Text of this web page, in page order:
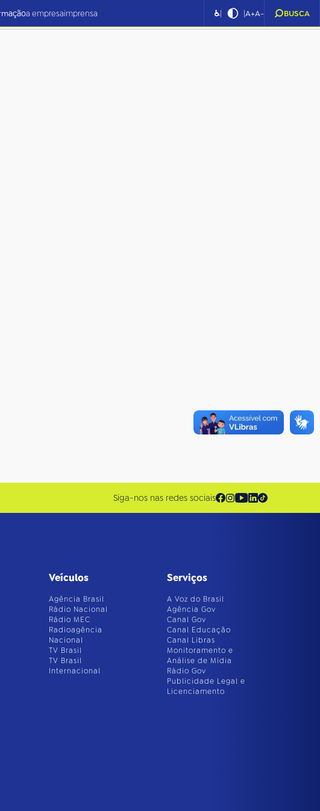
a empresaimprensa ♿| |A+A- BUSCA
Siga-nos nas redes sociais
Veículos
Agência Brasil
Rádio Nacional
Rádio MEC
Radioagência
Nacional
TV Brasil
TV Brasil
Internacional
Serviços
A Voz do Brasil
Agência Gov
Canal Gov
Canal Educação
Canal Libras
Monitoramento e
Análise de Mídia
Rádio Gov
Publicidade Legal e
Licenciamento